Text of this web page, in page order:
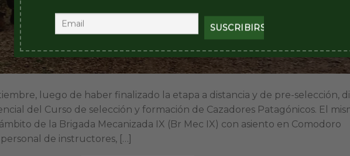
luego de haber finalizado la etapa a distancia y de pre-selección,
del Curso de selección y formación de Cazadores Patagónicos. El
de la Brigada Mecanizada IX (Br Mec IX) con asiento en Comodoro
de instructores, […]